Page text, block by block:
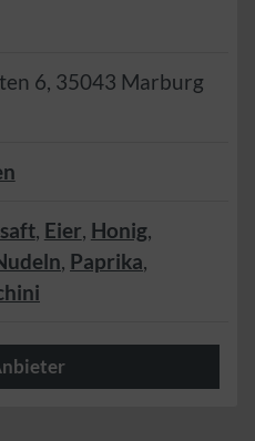
6, 35043 Marburg
, Eier, Honig,
, Paprika,